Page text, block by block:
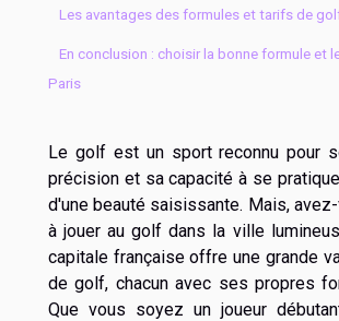
Les avantages des formules et tarifs de
En conclusion : choisir la bonne formule et
Paris
Le golf est un sport reconnu pour
précision et sa capacité à se
d'une beauté saisissante. Mais,
à jouer au golf dans la ville
capitale française offre une grande
de golf, chacun avec ses propres
Que vous soyez un joueur